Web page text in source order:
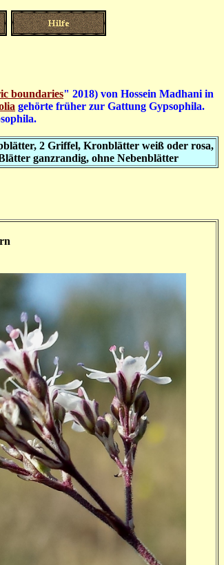
boundaries" 2018) von Hossein Madhani in
gehörte früher zur Gattung Gypsophila.
2 Griffel, Kronblätter weiß oder rosa,
ganzrandig, ohne Nebenblätter